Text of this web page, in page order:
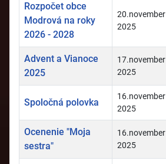
Rozpočet obce
Modrová na roky
2026 - 2028
20.november
2025
Advent a Vianoce
2025
17.november
2025
Spoločná polovka
16.november
2025
Ocenenie "Moja
sestra"
16.november
2025